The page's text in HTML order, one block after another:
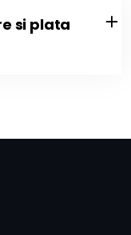
si plata